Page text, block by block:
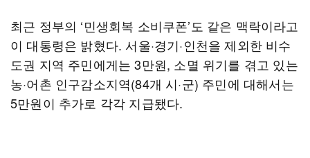
최근 정부의 ‘민생회복 소비쿠폰’도 같은 맥락이라고
이 대통령은 밝혔다. 서울·경기·인천을 제외한 비수
도권 지역 주민에게는 3만원, 소멸 위기를 겪고 있는
농·어촌 인구감소지역(84개 시·군) 주민에 대해서는
5만원이 추가로 각각 지급됐다.